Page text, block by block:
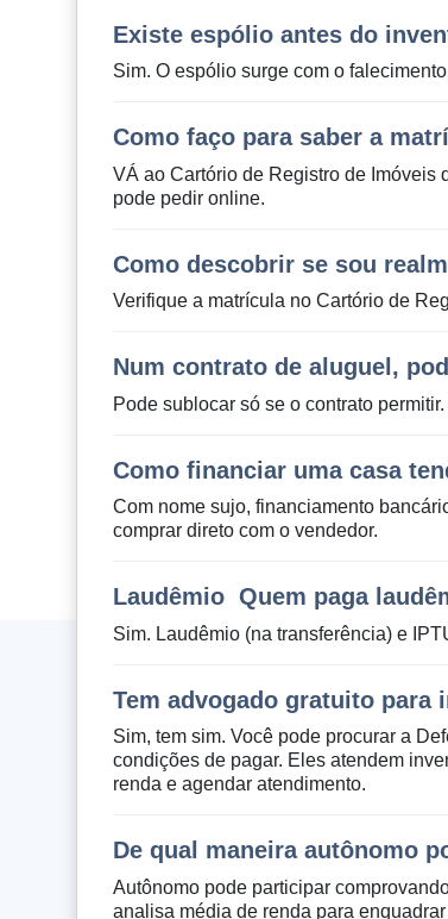
Existe espólio antes do
Sim. O espólio surge com o
Como faço para saber a
VÁ ao Cartório de Registro de Imóveis
pode pedir online.
Como descobrir se sou
Verifique a matrícula no Cartório de
Num contrato de aluguel,
Pode sublocar só se o contrato
Como financiar uma casa
Com nome sujo, financiamento
comprar direto com o vendedor.
Laudêmio  Quem paga
Sim. Laudêmio (na transferência) e
Tem advogado gratuito para
Sim, tem sim. Você pode procurar a
condições de pagar. Eles atendem
renda e agendar atendimento.
De qual maneira autônomo
Autônomo pode participar
analisa média de renda para